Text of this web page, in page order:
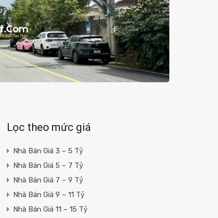
Lọc theo mức giá
Nhà Bán Giá 3 – 5 Tỷ
Nhà Bán Giá 5 – 7 Tỷ
Nhà Bán Giá 7 – 9 Tỷ
Nhà Bán Giá 9 – 11 Tỷ
Nhà Bán Giá 11 – 15 Tỷ